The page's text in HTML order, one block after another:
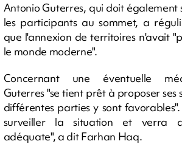
Antonio Guterres, qui doit également
les participants au sommet, a
que l'annexion de territoires n'avait
le monde moderne".
Concernant une éventuelle
Guterres "se tient prêt à proposer ses
différentes parties y sont
surveiller la situation et verra
adéquate", a dit Farhan Haq.